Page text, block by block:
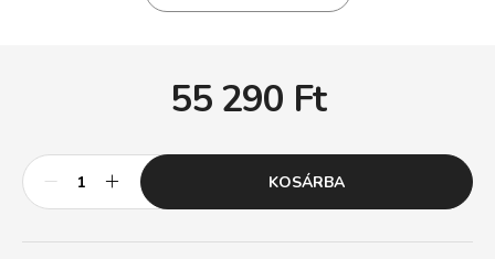
55 290 Ft
KOSÁRBA